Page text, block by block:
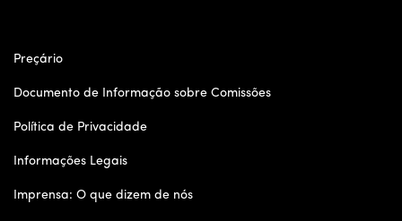
Preçário
Documento de Informação sobre Comissões
Política de Privacidade
Informações Legais
Imprensa: O que dizem de nós